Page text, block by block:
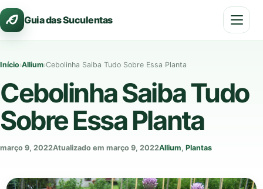
Pular
para
o
Guia das Suculentas
Início›Allium›Cebolinha Saiba Tudo Sobre Essa Planta
Cebolinha Saiba Tudo
Sobre Essa Planta
março 9, 2022Atualizado em março 9, 2022Allium, Plantas